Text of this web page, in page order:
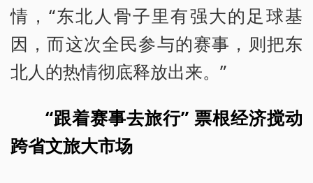
情，“东北人骨子里有强大的足球基
因，而这次全民参与的赛事，则把东
北人的热情彻底释放出来。”
“跟着赛事去旅行” 票根经济搅动
跨省文旅大市场